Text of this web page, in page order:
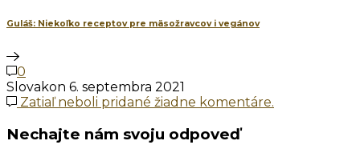
Guláš: Niekoľko receptov pre mäsožravcov i vegánov
0
Slovakon 6. septembra 2021
Zatiaľ neboli pridané žiadne komentáre.
Nechajte nám svoju odpoveď